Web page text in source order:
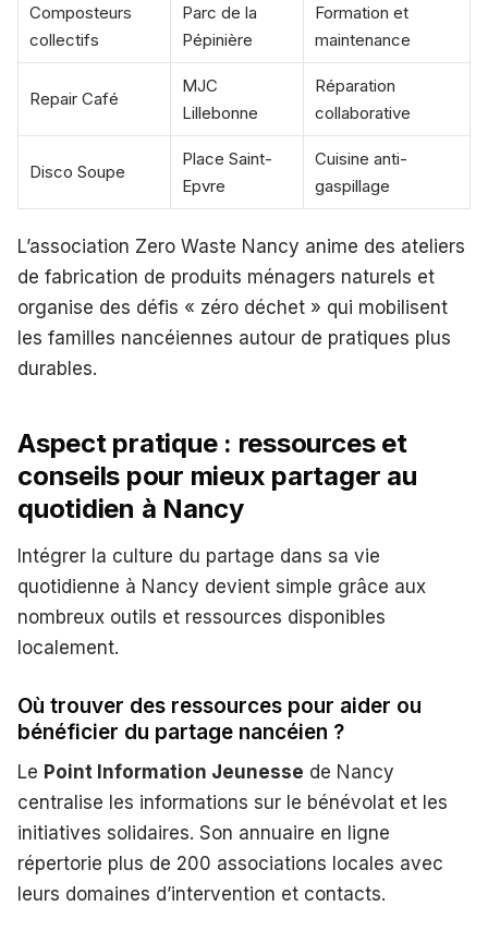
Composteurs
collectifs
Parc de la
Pépinière
Formation et
maintenance
Repair Café
MJC
Lillebonne
Réparation
collaborative
Disco Soupe
Place Saint-
Epvre
Cuisine anti-
gaspillage
L’association Zero Waste Nancy anime des ateliers
de fabrication de produits ménagers naturels et
organise des défis « zéro déchet » qui mobilisent
les familles nancéiennes autour de pratiques plus
durables.
Aspect pratique : ressources et
conseils pour mieux partager au
quotidien à Nancy
Intégrer la culture du partage dans sa vie
quotidienne à Nancy devient simple grâce aux
nombreux outils et ressources disponibles
localement.
Où trouver des ressources pour aider ou
bénéficier du partage nancéien ?
Le Point Information Jeunesse de Nancy
centralise les informations sur le bénévolat et les
initiatives solidaires. Son annuaire en ligne
répertorie plus de 200 associations locales avec
leurs domaines d’intervention et contacts.